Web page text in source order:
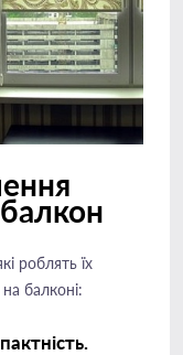
роблять їх
балконі: